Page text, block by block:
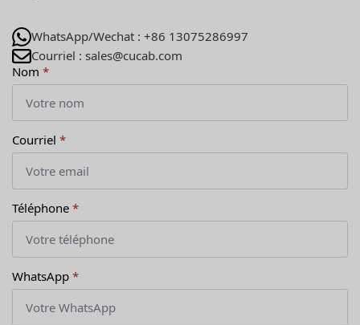
WhatsApp/Wechat : +86 13075286997
Courriel : sales@cucab.com
Nom *
Courriel *
Téléphone *
WhatsApp *